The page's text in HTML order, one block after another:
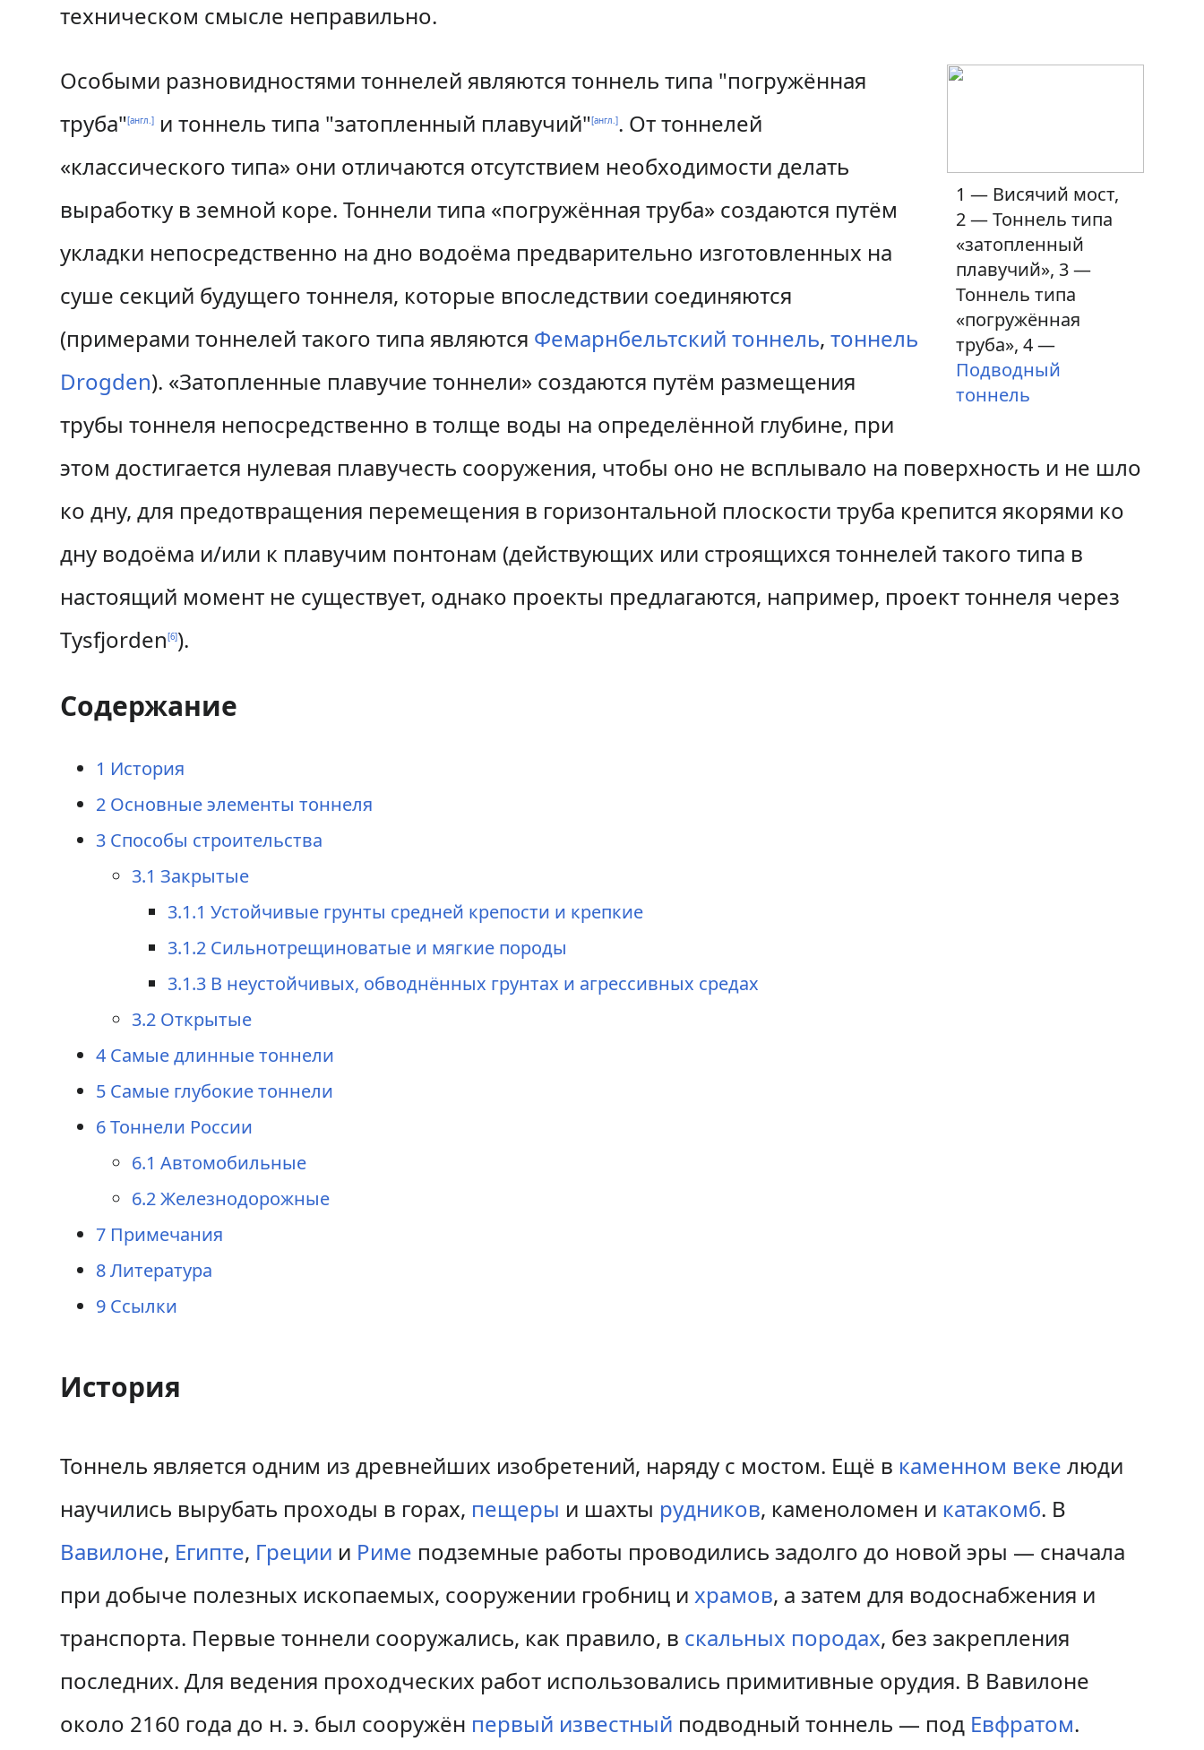
техническом смысле неправильно.
1 — Висячий мост,
2 — Тоннель типа
«затопленный
плавучий», 3 —
Тоннель типа
«погружённая
труба», 4 —
Подводный
тоннель
Особыми разновидностями тоннелей являются тоннель типа "погружённая
труба"[англ.] и тоннель типа "затопленный плавучий"[англ.]. От тоннелей
«классического типа» они отличаются отсутствием необходимости делать
выработку в земной коре. Тоннели типа «погружённая труба» создаются путём
укладки непосредственно на дно водоёма предварительно изготовленных на
суше секций будущего тоннеля, которые впоследствии соединяются
(примерами тоннелей такого типа являются Фемарнбельтский тоннель,тоннель
Drogden). «Затопленные плавучие тоннели» создаются путём размещения
трубы тоннеля непосредственно в толще воды на определённой глубине, при
этом достигается нулевая плавучесть сооружения, чтобы оно не всплывало на поверхность и не шло
ко дну, для предотвращения перемещения в горизонтальной плоскости труба крепится якорями ко
дну водоёма и/или к плавучим понтонам (действующих или строящихся тоннелей такого типа в
настоящий момент не существует, однако проекты предлагаются, например, проект тоннеля через
Tysfjorden[6]).
Содержание
1 История
2 Основные элементы тоннеля
3 Способы строительства
3.1 Закрытые
3.1.1 Устойчивые грунты средней крепости и крепкие
3.1.2 Сильнотрещиноватые и мягкие породы
3.1.3 В неустойчивых, обводнённых грунтах и агрессивных средах
3.2 Открытые
4 Самые длинные тоннели
5 Самые глубокие тоннели
6Тоннели России
6.1 Автомобильные
6.2Железнодорожные
7 Примечания
8Литература
9 Ссылки
История
Тоннель является одним из древнейших изобретений, наряду с мостом. Ещё в каменном веке люди
научились вырубать проходы в горах, пещеры и шахты рудников, каменоломен и катакомб. В
Вавилоне, Египте, Греции и Риме подземные работы проводились задолго до новой эры — сначала
при добыче полезных ископаемых, сооружении гробниц ихрамов, а затем для водоснабжения и
транспорта. Первые тоннели сооружались, как правило, в скальных породах, без закрепления
последних. Для ведения проходческих работ использовались примитивные орудия. В Вавилоне
около 2160 года до н. э. был сооружён первый известный подводный тоннель — под Евфратом.